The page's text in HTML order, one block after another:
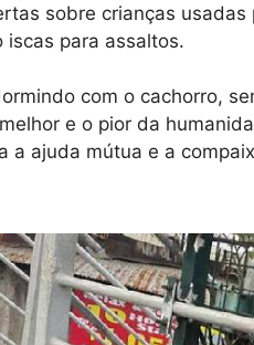
sobre crianças
iscas para assaltos.
com o cachorro,
e o pior da
a ajuda mútua e a